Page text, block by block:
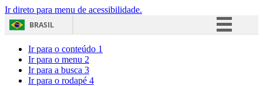
Ir direto para menu de acessibilidade.
BRASIL
Ir para o conteúdo 1
Ir para o menu 2
Ir para a busca 3
Ir para o rodapé 4